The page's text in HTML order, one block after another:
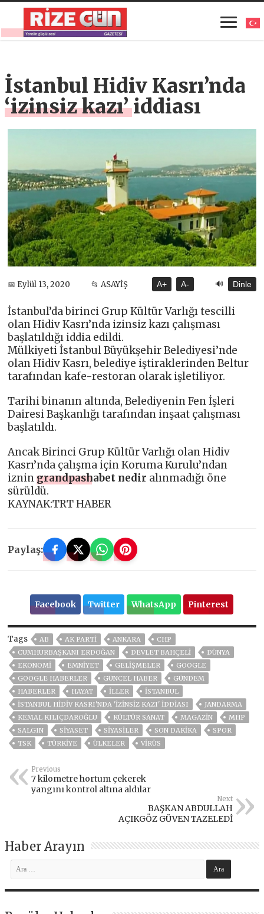
İstanbul Hidiv Kasrı’nda
‘izinsiz kazı’ iddiası
📅 Eylül 13, 2020 📂 ASAYİŞ A+ A- 🔊 Dinle
İstanbul’da birinci Grup Kültür Varlığı tescilli
olan Hidiv Kasrı’nda izinsiz kazı çalışması
başlatıldığı iddia edildi.
Mülkiyeti İstanbul Büyükşehir Belediyesi’nde
olan Hidiv Kasrı, belediye iştiraklerinden Beltur
tarafından kafe-restoran olarak işletiliyor.
Tarihi binanın altında, Belediyenin Fen İşleri
Dairesi Başkanlığı tarafından inşaat çalışması
başlatıldı.
Ancak Birinci Grup Kültür Varlığı olan Hidiv
Kasrı’nda çalışma için Koruma Kurulu’ndan
izningrandpashabet nedir alınmadığı öne
sürüldü.
KAYNAK:TRT HABER
Paylaş:
Facebook Twitter WhatsApp Pinterest
Tags AB AK PARTİ ANKARA
CHP
CUMHURBAŞKANI ERDOĞAN
DEVLET BAHÇELİ
DÜNYA
EKONOMİ
EMNİYET GELIŞMELER
GOOGLE
GOOGLE HABERLER
GÜNCEL HABER
GÜNDEM
HABERLER
HAYAT İLLER
ISTANBUL
İSTANBUL HIDIV KASRI'NDA 'IZINSIZ KAZI' IDDIASI
JANDARMA
KEMAL KILIÇDAROĞLU
KÜLTÜR SANAT MAGAZİN
MHP
SALGIN
SİYASET SİYASİLER SON DAKIKA
SPOR
TSK
TÜRKİYE ÜLKELER VIRÜS
Previous
7 kilometre hortum çekerek
yangını kontrol altına aldılar
Next
BAŞKAN ABDULLAH
AÇIKGÖZ GÜVEN TAZELEDİ
Haber Arayın